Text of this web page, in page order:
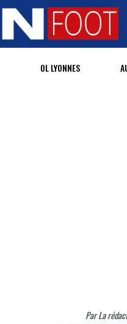
OL LYONNES
ParLa